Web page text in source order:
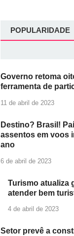
POPULARIDADE
Governo retoma
ferramenta de
11 de abril de 2023
Destino? Brasil!
assentos em voos
ano
6 de abril de 2023
Turismo atualiza
atender bem
4 de abril de 2023
Setor prevê a